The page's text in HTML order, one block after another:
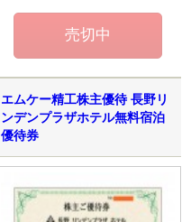
エムケー精工株主優待 長野リ
ンデンプラザホテル無料宿泊
優待券